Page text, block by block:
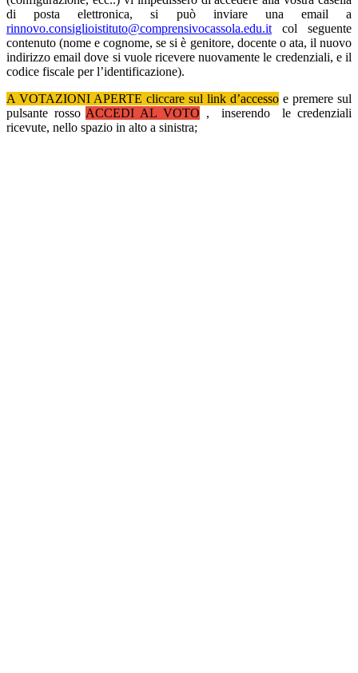
di posta elettronica, si può inviare una email a
rinnovo.consiglioistituto@comprensivocassola.edu.it col seguente
contenuto (nome e cognome, se si è genitore, docente o ata, il nuovo
indirizzo email dove si vuole ricevere nuovamente le credenziali, e il
codice fiscale per l’identificazione).
A VOTAZIONI APERTE cliccare sul link d’accesso e premere sul
pulsante rosso ACCEDI AL VOTO , inserendo le credenziali
ricevute, nello spazio in alto a sinistra;